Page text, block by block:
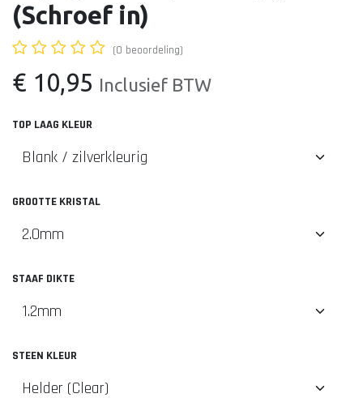
(Schroef in)
(0 beoordeling)
€ 10,95 Inclusief BTW
TOP LAAG KLEUR
GROOTTE KRISTAL
STAAF DIKTE
STEEN KLEUR